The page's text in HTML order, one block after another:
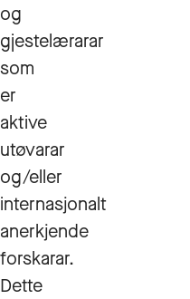
og
gjestelærarar
som
er
aktive
utøvarar
og/eller
internasjonalt
anerkjende
forskarar.
Dette